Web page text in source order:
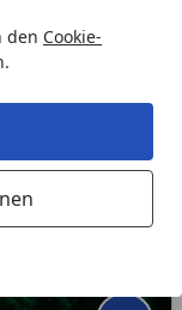
den Cookie-